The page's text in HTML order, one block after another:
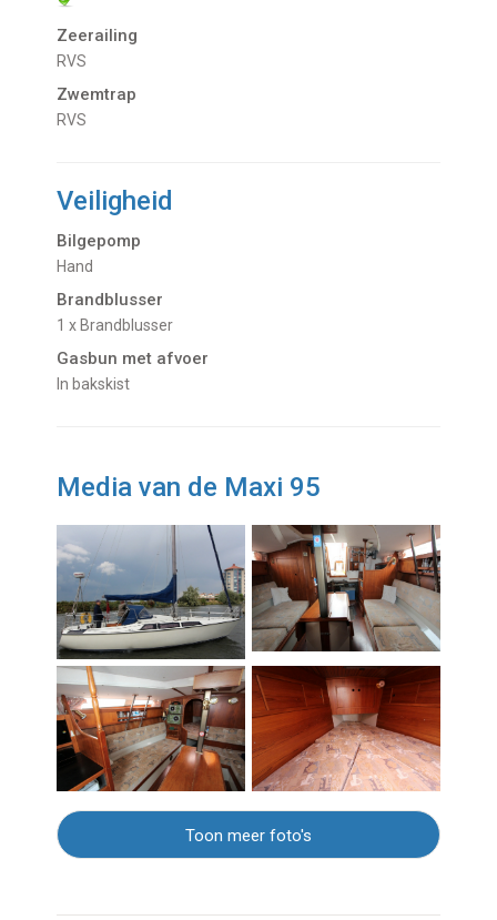
Zeerailing
RVS
Zwemtrap
RVS
Veiligheid
Bilgepomp
Hand
Brandblusser
1 x Brandblusser
Gasbun met afvoer
In bakskist
Media van de Maxi 95
Toon meer foto's